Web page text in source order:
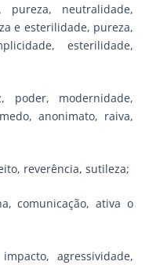
pureza, neutralidade,
e esterilidade, pureza,
esterilidade,
poder, modernidade,
anonimato, raiva,
reverência, sutileza;
comunicação, ativa o
agressividade,